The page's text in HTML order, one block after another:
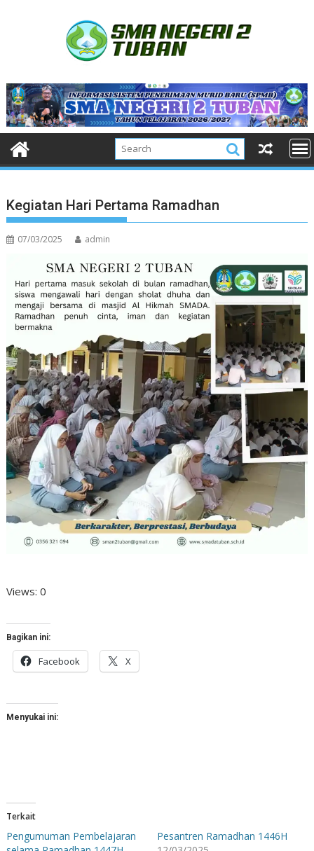
Kegiatan Hari Pertama Ramadhan
07/03/2025 admin
Views: 0
Bagikan ini:
Facebook X
Menyukai ini:
Terkait
Pengumuman Pembelajaran
Pesantren Ramadhan 1446H